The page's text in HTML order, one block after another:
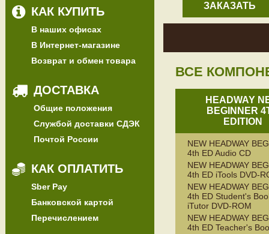
КАК КУПИТЬ
В наших офисах
В Интернет-магазине
Возврат и обмен товара
ДОСТАВКА
Общие положения
Службой доставки СДЭК
Почтой России
КАК ОПЛАТИТЬ
Sber Pay
Банковской картой
Перечислением
ЗАКАЗАТЬ
ВСЕ
HEADWAY
BEGINNER
EDITION
NEW HEADWAY
4th ED Audio CD
NEW HEADWAY
4th ED iTools DVD-
NEW HEADWAY
4th ED Student's
iTutor DVD-ROM
NEW HEADWAY
4th ED Teacher's